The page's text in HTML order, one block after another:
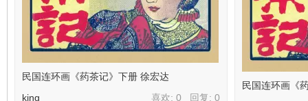
民国连环画《药茶记》下册 徐宏达
喜欢: 0 回复: 0
king
民国连环画《